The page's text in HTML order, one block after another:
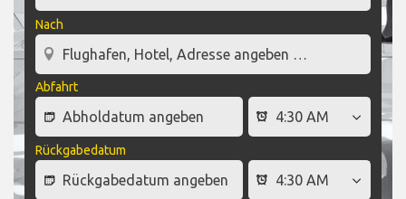
Nach
Abfahrt
Rückgabedatum